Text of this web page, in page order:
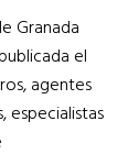
Granada
el
agentes
especialistas